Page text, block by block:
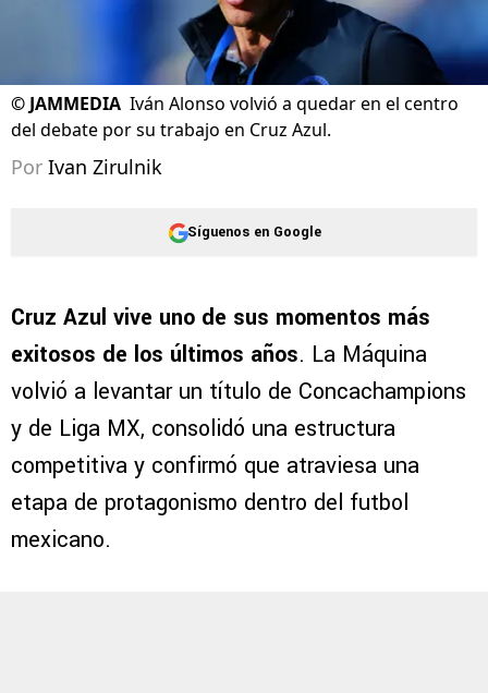
©JAMMEDIA Iván Alonso volvió a quedar en el centro
del debate por su trabajo en Cruz Azul.
Por Ivan Zirulnik
Síguenos en Google
Cruz Azul vive uno de sus momentos más
exitosos de los últimos años. La Máquina
volvió a levantar un título de Concachampions
y de Liga MX, consolidó una estructura
competitiva y confirmó que atraviesa una
etapa de protagonismo dentro del futbol
mexicano.